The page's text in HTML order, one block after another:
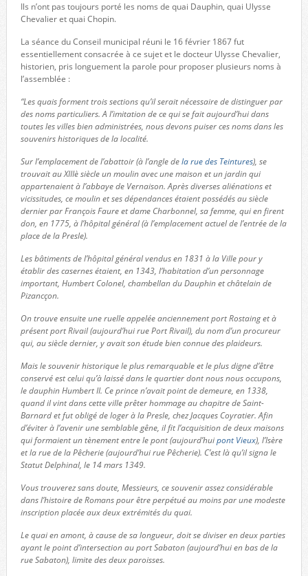
Ils n’ont pas toujours porté les noms de quai Dauphin, quai Ulysse
Chevalier et quai Chopin.
La séance du Conseil municipal réuni le 16 février 1867 fut
essentiellement consacrée à ce sujet et le docteur Ulysse Chevalier,
historien, pris longuement la parole pour proposer plusieurs noms à
l’assemblée :
“Les quais forment trois sections qu’il serait nécessaire de distinguer par
des noms particuliers. A l’imitation de ce qui se fait aujourd’hui dans
toutes les villes bien administrées, nous devons puiser ces noms dans les
souvenirs historiques de la localité.
Sur l’emplacement de l’abattoir (à l’angle dela rue des Teintures), se
trouvait au XIIIè siècle un moulin avec une maison et un jardin qui
appartenaient à l’abbaye de Vernaison. Après diverses aliénations et
vicissitudes, ce moulin et ses dépendances étaient possédés au siècle
dernier par François Faure et dame Charbonnel, sa femme, qui en firent
don, en 1775, à l’hôpital général (à l’emplacement actuel de l’entrée de la
place de la Presle).
Les bâtiments de l’hôpital général vendus en 1831 à la Ville pour y
établir des casernes étaient, en 1343, l’habitation d’un personnage
important, Humbert Colonel, chambellan du Dauphin et châtelain de
Pizancçon.
On trouve ensuite une ruelle appelée anciennement port Rostaing et à
présent port Rivail (aujourd’hui rue Port Rivail), du nom d’un procureur
qui, au siècle dernier, y avait son étude bien connue des plaideurs.
Mais le souvenir historique le plus remarquable et le plus digne d’être
conservé est celui qu’à laissé dans le quartier dont nous nous occupons,
le dauphin Humbert II. Ce prince n’avait point de demeure, en 1338,
quand il vint dans cette ville prêter hommage au chapitre de Saint-
Barnard et fut obligé de loger à la Presle, chez Jacques Coyratier. Afin
d’éviter à l’avenir une semblable gêne, il fit l’acquisition de deux maisons
qui formaient un tènement entre le pont (aujourd’huipont Vieux), l’Isère
et la rue de la Pêcherie (aujourd’hui rue Pêcherie). C’est là qu’il signa le
Statut Delphinal, le 14 mars 1349.
Vous trouverez sans doute, Messieurs, ce souvenir assez considérable
dans l’histoire de Romans pour être perpétué au moins par une modeste
inscription placée aux deux extrémités du quai.
Le quai en amont, à cause de sa longueur, doit se diviser en deux parties
ayant le point d’intersection au port Sabaton (aujourd’hui en bas de la
rue Sabaton), limite des deux paroisses.